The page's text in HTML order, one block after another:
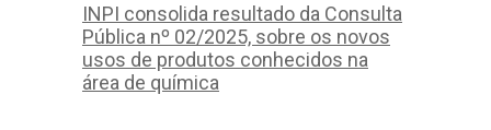
INPI consolida resultado da Consulta
Pública nº 02/2025, sobre os novos
usos de produtos conhecidos na
área de química